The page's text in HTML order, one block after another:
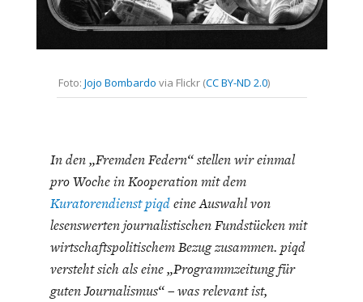
SUCHE
ABO/LOGIN
ECONOMISTS FOR FUTURE
DEUTSCHLAND
Foto: Jojo Bombardo via Flickr (CC BY-ND 2.0)
In den „Fremden Federn“ stellen wir einmal
pro Woche in Kooperation mit dem
Kuratorendienst piqdeine Auswahl von
lesenswerten journalistischen Fundstücken mit
wirtschaftspolitischem Bezug zusammen. piqd
versteht sich als eine „Programmzeitung für
guten Journalismus“ – was relevant ist,